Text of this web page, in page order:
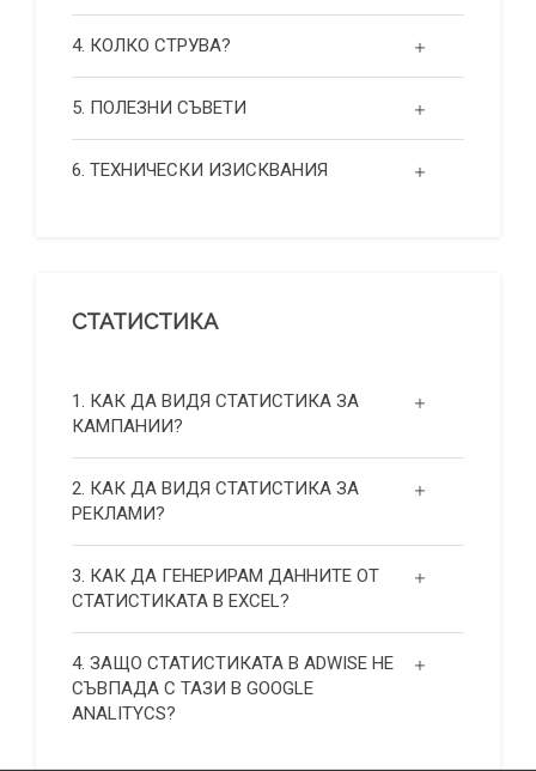
4. КОЛКО СТРУВА?
5. ПОЛЕЗНИ СЪВЕТИ
6. ТЕХНИЧЕСКИ ИЗИСКВАНИЯ
СТАТИСТИКА
1. КАК ДА ВИДЯ СТАТИСТИКА ЗА
КАМПАНИИ?
2. КАК ДА ВИДЯ СТАТИСТИКА ЗА
РЕКЛАМИ?
3. КАК ДА ГЕНЕРИРАМ ДАННИТЕ ОТ
СТАТИСТИКАТА В EXCEL?
4. ЗАЩО СТАТИСТИКАТА В ADWISE НЕ
СЪВПАДА С ТАЗИ В GOOGLE
ANALITYCS?